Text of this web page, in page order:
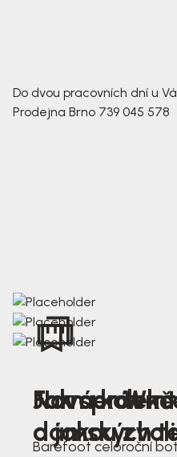
Do dvou pracovních dní u
Prodejna Brno 739 045 578
Nová
dámských
Jak
a jakou
Farmer
Barefoot celoroční